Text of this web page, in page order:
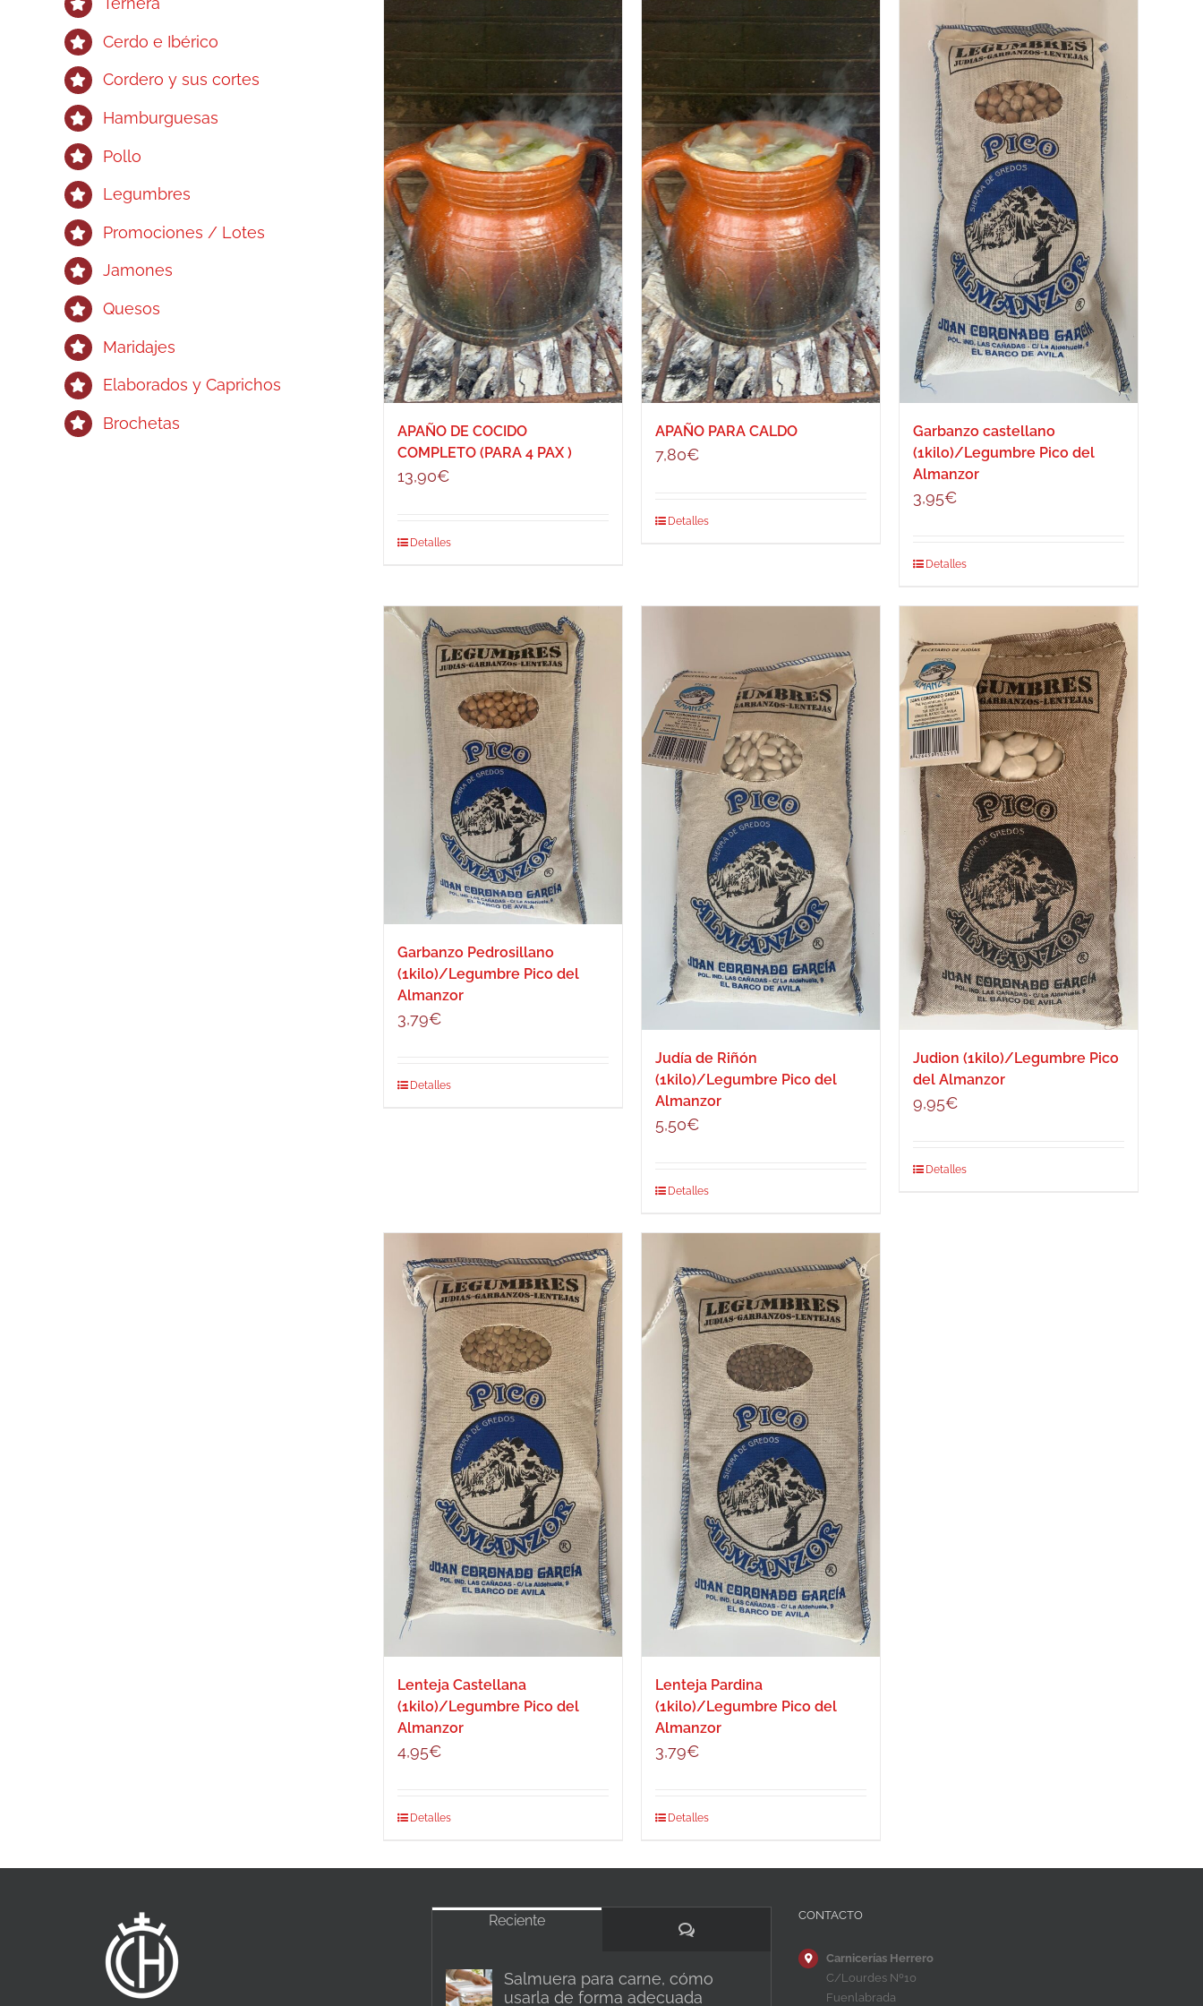
APAÑO DE COCIDO
COMPLETO (PARA 4 PAX )
13,90€
Detalles
APAÑO PARA CALDO
7,80€
Detalles
Garbanzo castellano
(1kilo)/Legumbre Pico del
Almanzor
3,95€
Detalles
Garbanzo Pedrosillano
(1kilo)/Legumbre Pico del
Almanzor
3,79€
Detalles
Judía de Riñón
(1kilo)/Legumbre Pico del
Almanzor
5,50€
Detalles
Judion (1kilo)/Legumbre Pico
del Almanzor
9,95€
Detalles
Lenteja Castellana
(1kilo)/Legumbre Pico del
Almanzor
4,95€
Detalles
Lenteja Pardina
(1kilo)/Legumbre Pico del
Almanzor
3,79€
Detalles
Cerdo e Ibérico
Cordero y sus cortes
Hamburguesas
Pollo
Legumbres
Promociones / Lotes
Jamones
Quesos
Maridajes
Elaborados y Caprichos
Brochetas
Reciente
Comentarios
Salmuera para carne, cómo
usarla de forma adecuada
CONTACTO
Carnicerías Herrero
C/Lourdes Nº10
Fuenlabrada